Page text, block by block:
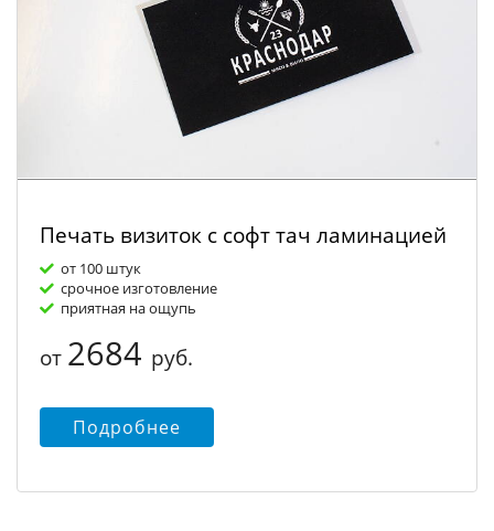
Печать визиток с софт тач ламинацией
от 100 штук
срочное изготовление
приятная на ощупь
от 2684 руб.
Подробнее